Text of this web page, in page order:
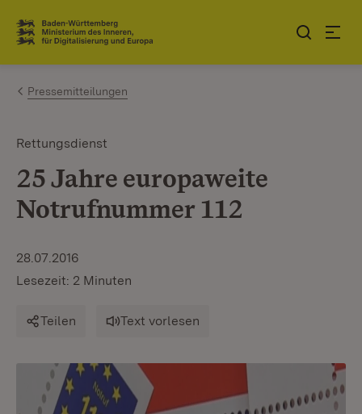
Zum Inhalt springen
Link zur Startseite
Pressemitteilungen
Rettungsdienst
25 Jahre europaweite
Notrufnummer 112
28.07.2016
Lesezeit: 2 Minuten
Teilen Text vorlesen